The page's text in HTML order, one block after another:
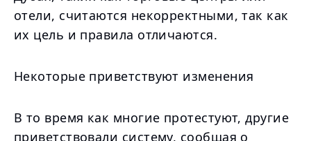
отели, считаются некорректными, так как
их цель и правила отличаются.
Некоторые приветствуют изменения
В то время как многие протестуют, другие
приветствовали систему, сообщая о